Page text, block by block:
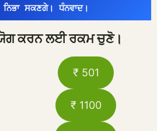
ਸਕਣਗੇ। ਧੰਨਵਾਦ।
ਕਰਨ ਲਈ ਰਕਮ ਚੁਣੋ।
₹ 501
₹ 1100